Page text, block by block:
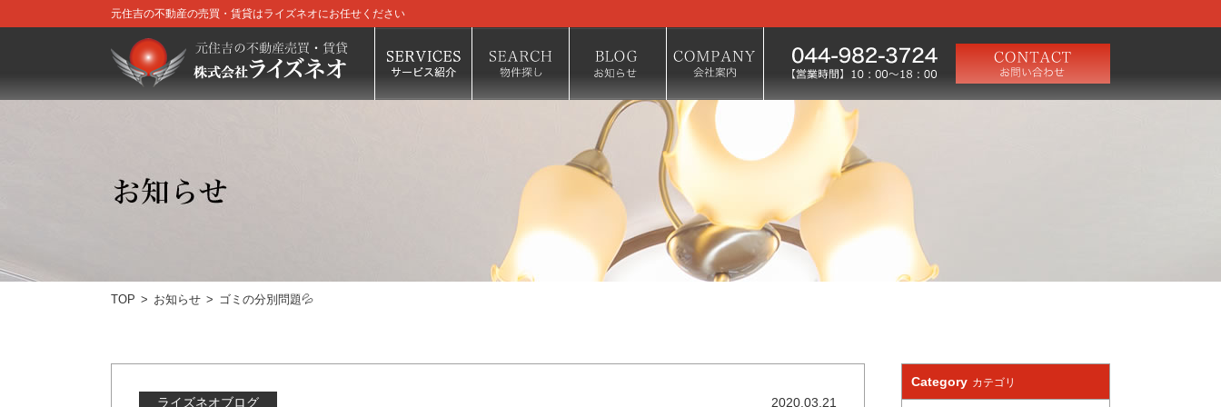
元住吉の不動産の売買・賃貸はライズネオにお任せください
TOP お知らせ ゴミの分別問題💦
2020.03.21
ライズネオブログ
Category カテゴリ